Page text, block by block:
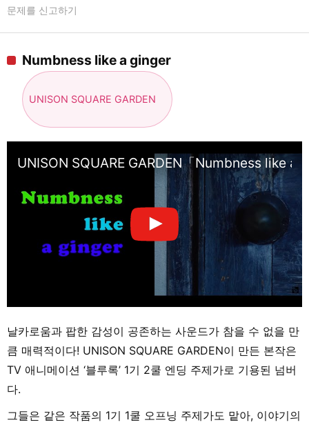
문제를 신고하기
Numbness like a ginger
UNISON SQUARE GARDEN
UNISON SQUARE GARDEN「Numbness like a
날카로움과 팝한 감성이 공존하는 사운드가 참을 수 없을 만
큼 매력적이다! UNISON SQUARE GARDEN이 만든 본작은
TV 애니메이션 ‘블루록’ 1기 2쿨 엔딩 주제가로 기용된 넘버
다.
그들은 같은 작품의 1기 1쿨 오프닝 주제가도 맡아, 이야기의